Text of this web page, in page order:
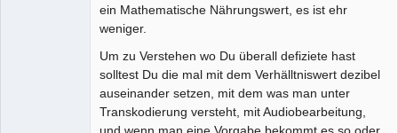
ein Mathematische Nährungswert, es ist ehr
weniger.
Um zu Verstehen wo Du überall defiziete hast
solltest Du die mal mit dem Verhälltniswert dezibel
auseinander setzen, mit dem was man unter
Transkodierung versteht, mit Audiobearbeitung,